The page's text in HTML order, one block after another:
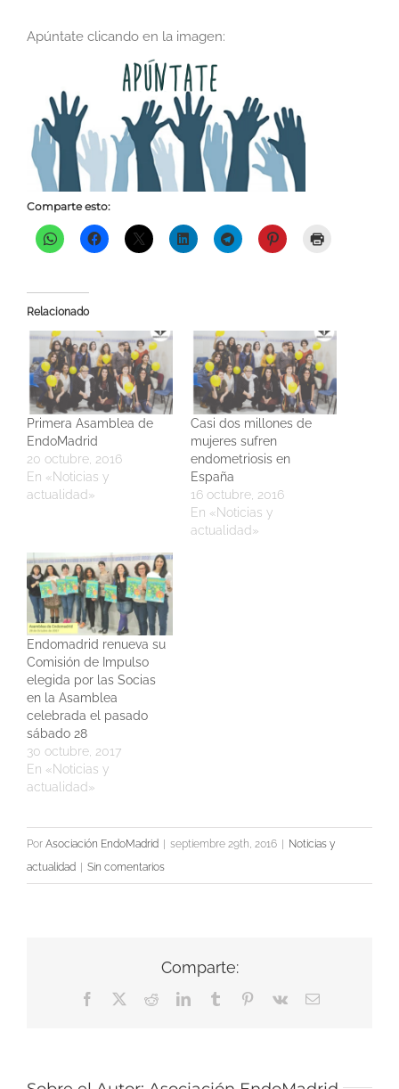
Apúntate clicando en la imagen:
Comparte esto:
Relacionado
Primera Asamblea de
EndoMadrid
20 octubre, 2016
En «Noticias y
actualidad»
Casi dos millones de
mujeres sufren
endometriosis en
España
16 octubre, 2016
En «Noticias y
actualidad»
Endomadrid renueva su
Comisión de Impulso
elegida por las Socias
en la Asamblea
celebrada el pasado
sábado 28
30 octubre, 2017
En «Noticias y
actualidad»
Por Asociación EndoMadrid septiembre 29th, 2016
Noticias y
actualidad
Sin comentarios
Comparte:
Facebook RedditLinkedInTumblr Pinterest
Vk
Correo